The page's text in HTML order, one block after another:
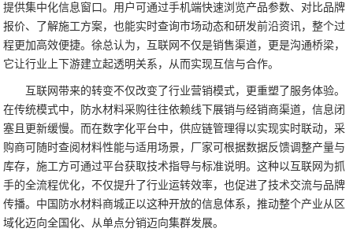
提供集中化信息窗口。用户可通过手机端快速浏览产品参数、对比品牌
报价、了解施工方案，也能实时查询市场动态和研发前沿资讯，整个过
程更加高效便捷。徐总认为，互联网不仅是销售渠道，更是沟通桥梁，
它让行业上下游建立起透明关系，从而实现互信与合作。
互联网带来的转变不仅改变了行业营销模式，更重塑了服务体验。
在传统模式中，防水材料采购往往依赖线下展销与经销商渠道，信息闭
塞且更新缓慢。而在数字化平台中，供应链管理得以实现实时联动，采
购商可随时查阅材料性能与适用场景，厂家可根据数据反馈调整产量与
库存，施工方可通过平台获取技术指导与标准说明。这种以互联网为抓
手的全流程优化，不仅提升了行业运转效率，也促进了技术交流与品牌
传播。中国防水材料商城正以这种开放的信息体系，推动整个产业从区
域化迈向全国化、从单点分销迈向集群发展。